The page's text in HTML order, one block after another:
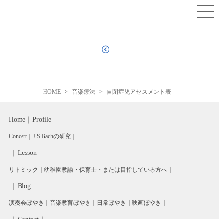
HOME 音楽療法 自閉症児アセスメント表
Home Profile
Concert J.S.Bachの研究
Lesson
リトミック 幼稚園教諭・保育士・または目指している方へ
Blog
演奏会ぼやき 音楽教育ぼやき 日常ぼやき 映画ぼやき